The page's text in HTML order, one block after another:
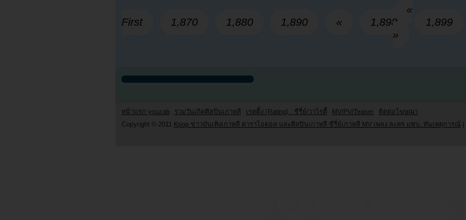
«
First
1,870 1,880 1,890 « 1,898 1,899
»
หน้าแรก youzab รวมวันเกิดศิลปินเกาหลี เรตติ้ง (Rating) : ซีรี่ย์/วาไรตี้ MV/PV/Teaser ติดต่อโฆษณา
Copyright © 2011 Kpop ข่าวบันเทิงเกาหลี ดาราไอดอล และศิลปินเกาหลี ซีรี่ย์เกาหลี MV เพลง ละคร แซ่บ..ทันเหตุการณ์ |